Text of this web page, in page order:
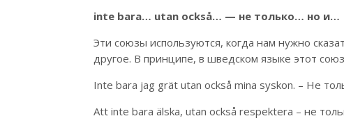
inte bara… utan också… — не только… но и…
Эти союзы используются, когда нам нужно
другое. В принципе, в шведском языке этот
Inte bara jag grät utan också mina syskon. – Не
Att inte bara älska, utan också respektera – не